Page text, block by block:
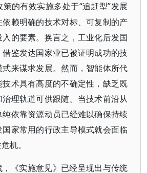
策的有效实施多处于“追赶型”发展
赖明确的技术对标、可复制的产
的要素。换言之，工业化后发国
鉴发达国家业已被证明成功的技
来谋求发展。然而，智能体所代
术具有高度的不确定性，缺乏既
理轨道可供跟随。当技术前沿从
依靠资源动员已经难以确保持续
家常用的行政主导模式就会面临
机。
《实施意见》已经呈现出与传统